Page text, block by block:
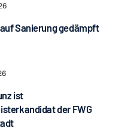
Sanierung gedämpft
ist
der FWG